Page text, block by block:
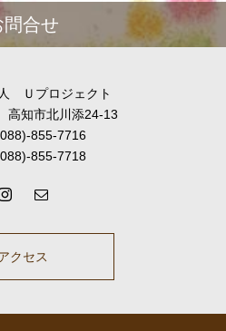
問合せ
Ｕプロジェクト
知市北川添24-13
855-7716
855-7718
クセス